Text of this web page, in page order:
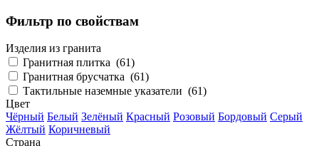
Фильтр по свойствам
Изделия из гранита
Гранитная плитка (61)
Гранитная брусчатка (61)
Тактильные наземные указатели (61)
Цвет
Чёрный Белый Зелёный Красный Розовый Бордовый Серый
Жёлтый Коричневый
Страна